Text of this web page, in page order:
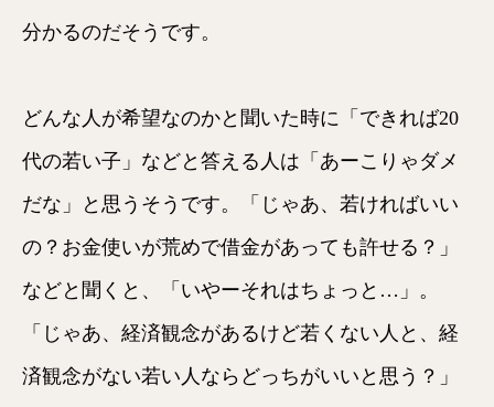
分かるのだそうです。
どんな人が希望なのかと聞いた時に「できれば20
代の若い子」などと答える人は「あーこりゃダメ
だな」と思うそうです。「じゃあ、若ければいい
の？お金使いが荒めで借金があっても許せる？」
などと聞くと、「いやーそれはちょっと…」。
「じゃあ、経済観念があるけど若くない人と、経
済観念がない若い人ならどっちがいいと思う？」